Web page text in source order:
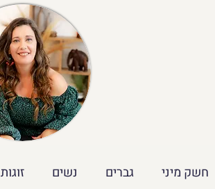
זוגות נשים גברים חשק מיני